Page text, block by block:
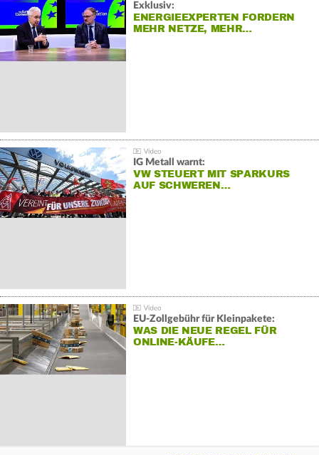
Exklusiv:
ENERGIEEXPERTEN FORDERN
MEHR NETZE, MEHR…
IG Metall warnt:
VW STEUERT MIT SPARKURS
AUF SCHWEREN…
EU-Zollgebühr für Kleinpakete:
WAS DIE NEUE REGEL FÜR
ONLINE-KÄUFE…